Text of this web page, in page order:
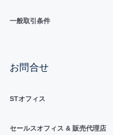
一般取引条件
お問合せ
STオフィス
セールスオフィス & 販売代理店